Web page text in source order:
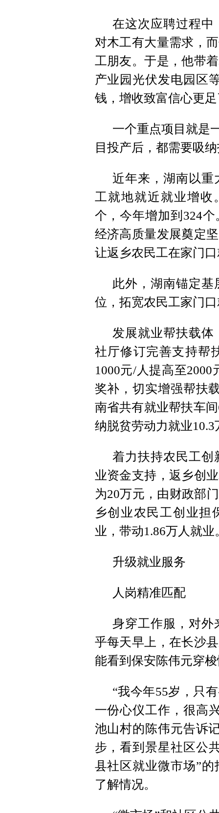
在这次应聘过程中
对木工有大量需求，
工朋友。于是，他带
产业园光伏发电园区
钱，增收致富信心更
一个重点项目就是
目投产后，都需要吸
近年来，湖南以重
工就地就近就业增收
个，今年增加到324
经济高质量发展奠定
让返乡农民工在家门
此外，湖南锚定
位，拓宽农民工家门
发展就业帮扶载
社厅修订完善支持帮
1000元/人提高至
奖补，切实增强帮扶
南省共有就业帮扶车
纳脱贫劳动力就业10.3
着力扶持农民工创
业资金支持，返乡创
为20万元，由财政部
乡创业农民工创业担
业，带动1.86万人就业
升级就业服务
人岗精准匹配
身穿工作服，对
乎每天早上，在长沙
能看到保安陈伟元穿
“我今年55岁，只
一份心仪工作，很高
池山村的陈伟元告诉
步，看到景星社区公
县社区就业微市场”
了解情况。